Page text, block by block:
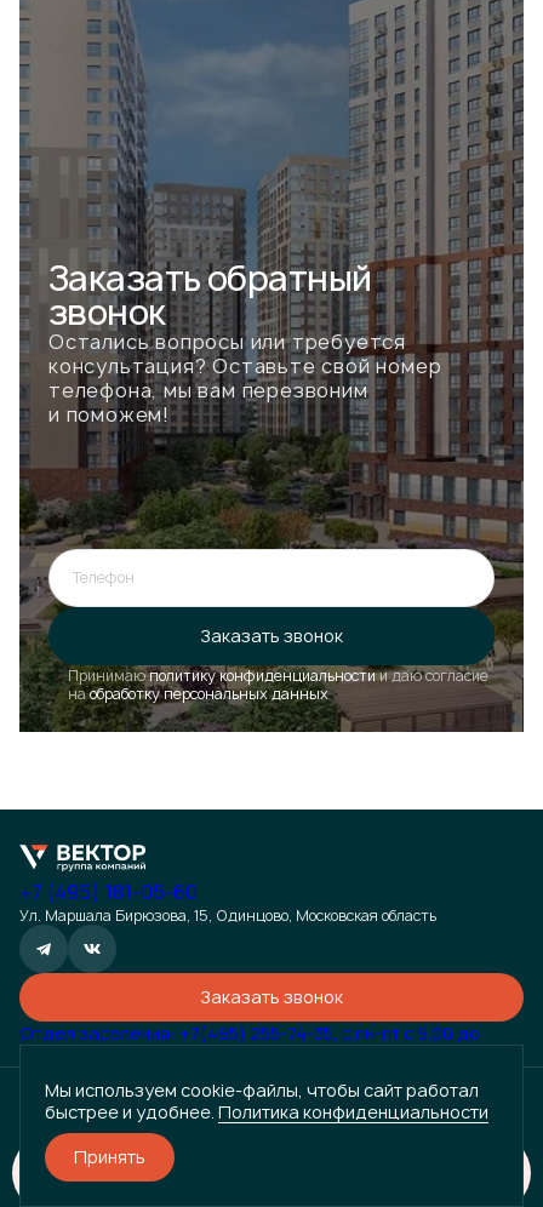
Заказатьобратный
звонок
Остались вопросы или требуется
консультация? Оставьте свой номер
телефона, мы вам перезвоним
и поможем!
Телефон
Заказать звонок
Принимаюполитику конфиденциальностии даю согласие
наобработку персональных данных
Ошибка при отправке!
Форма появится через
Закрыть
+7 (495) 181-05-60
Ул. Маршала Бирюзова, 15, Одинцово, Московская область
Заказать звонок
Отдел заселения: +7(495) 255-74-35, с пн-пт с 9.00 до
является публичной офертой, определяемой положениями статьи 435 Гражданского кодекса
Российской Федерации. Точные условия сотрудничества (цены, характеристики, сроки и т.д.)
уточняются индивидуально. Для получения подробной информации и заключения договора обращайтесь к
менеджерам компании по контактным данным, указанным на сайте. Просим вас учесть, что данная
информация может быть изменена без предварительного уведомления.
Разработано
ГРУППА КОМПАНИЙ «ВЕКТОР» © 2024
Мы используем cookie-файлы, чтобы сайт работал
быстрее и удобнее. Политика конфиденциальности
Принять